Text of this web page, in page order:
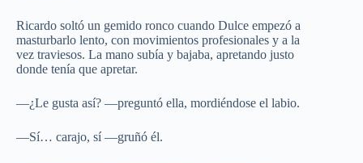
Ricardo soltó un gemido ronco cuando Dulce empezó a
masturbarlo lento, con movimientos profesionales y a la
vez traviesos. La mano subía y bajaba, apretando justo
donde tenía que apretar.
—¿Le gusta así? —preguntó ella, mordiéndose el labio.
—Sí… carajo, sí —gruñó él.